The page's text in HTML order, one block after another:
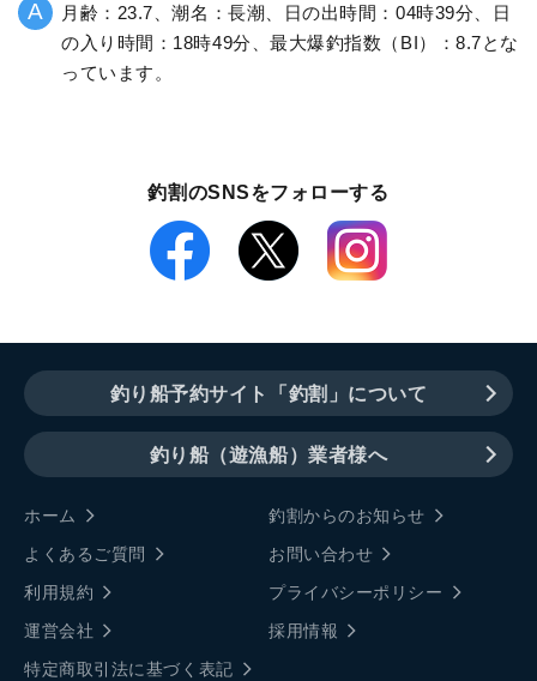
月齢：23.7、潮名：長潮、日の出時間：04時39分、日
の入り時間：18時49分、最大爆釣指数（BI）：8.7とな
っています。
釣割のSNSをフォローする
釣り船予約サイト「釣割」について
釣り船（遊漁船）業者様へ
ホーム
釣割からのお知らせ
よくあるご質問
お問い合わせ
利用規約
プライバシーポリシー
運営会社
採用情報
特定商取引法に基づく表記